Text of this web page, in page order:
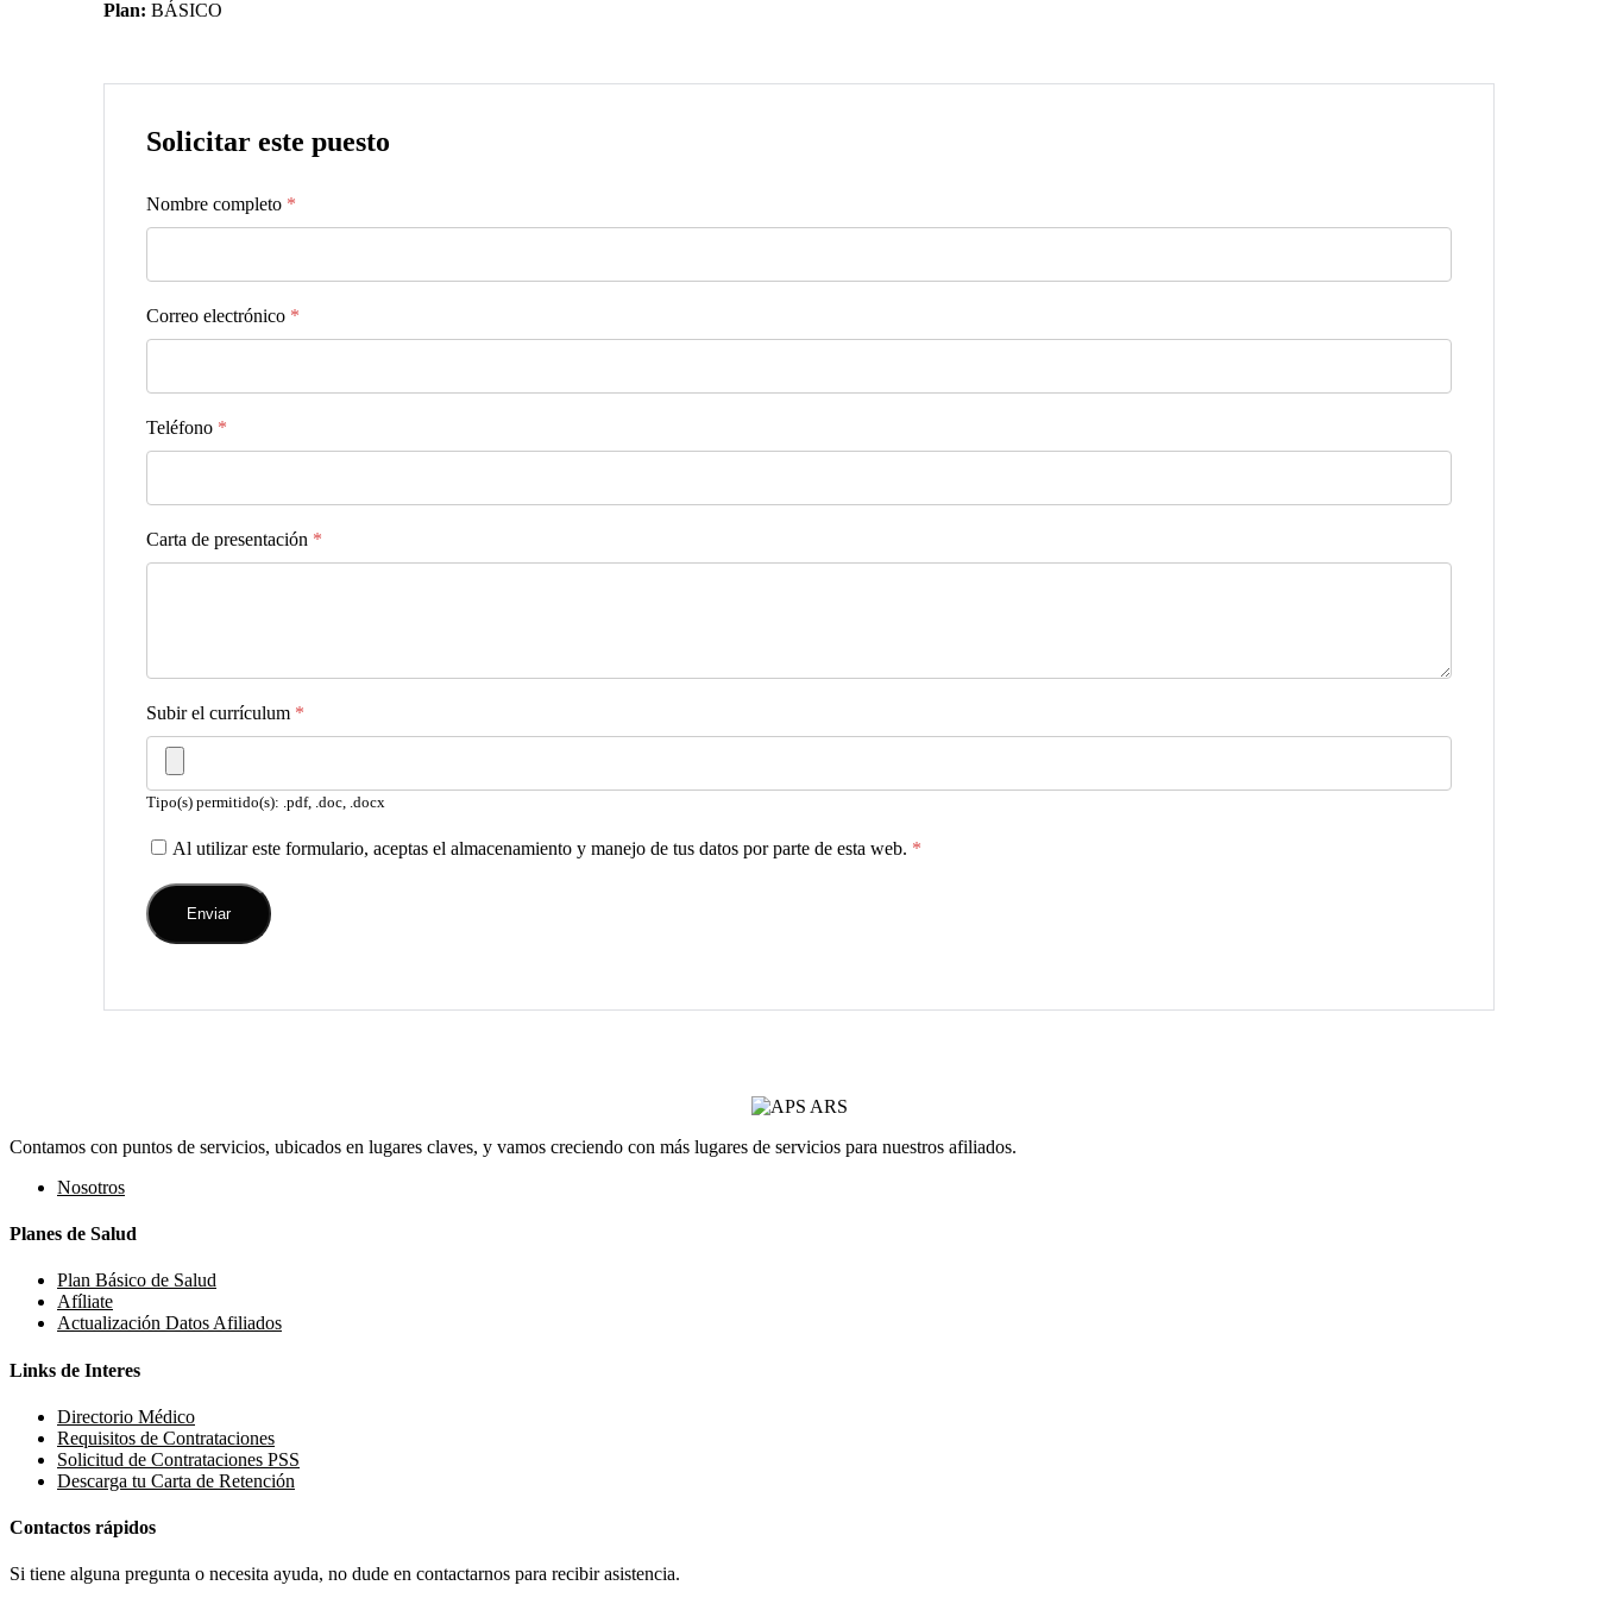
Plan: BÁSICO
Solicitar este puesto
Nombre completo *
Correo electrónico *
Teléfono *
Carta de presentación *
Subir el currículum *
Tipo(s) permitido(s): .pdf, .doc, .docx
Al utilizar este formulario, aceptas el almacenamiento y manejo de tus datos por parte de esta web. *
Contamos con puntos de servicios, ubicados en lugares claves, y vamos creciendo con más lugares de servicios para nuestros afiliados.
Nosotros
Planes de Salud
Plan Básico de Salud
Afíliate
Actualización Datos Afiliados
Links de Interes
Directorio Médico
Requisitos de Contrataciones
Solicitud de Contrataciones PSS
Descarga tu Carta de Retención
Contactos rápidos
Si tiene alguna pregunta o necesita ayuda, no dude en contactarnos para recibir asistencia.